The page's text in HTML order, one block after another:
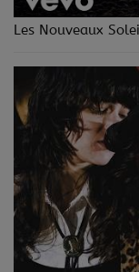
Les Nouveaux